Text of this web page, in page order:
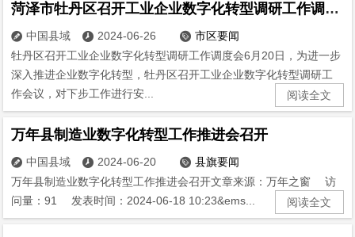
菏泽市牡丹区召开工业企业数字化转型调研工作调度会
 中国县域  2024-06-26  市区要闻
牡丹区召开工业企业数字化转型调研工作调度会6月20日，为进一步
深入推进企业数字化转型，牡丹区召开工业企业数字化转型调研工
作会议，对下步工作进行安...
阅读全文
万年县制造业数字化转型工作推进会召开
 中国县域  2024-06-20  县旗要闻
万年县制造业数字化转型工作推进会召开文章来源：万年之窗 访
问量：91 发表时间：2024-06-18 10:23&ems...
阅读全文